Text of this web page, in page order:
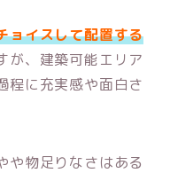
ョイスして配置する
が、建築可能エリア
程に充実感や面白さ
や物足りなさはある